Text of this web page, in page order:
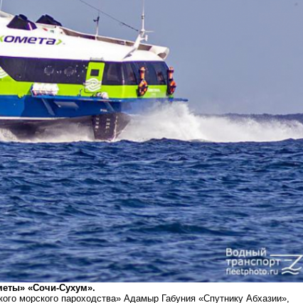
«Сочи-Сухум».
морского пароходства» Адамыр Габуния «Спутнику Абхазии»,